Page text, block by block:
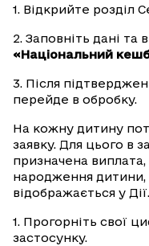
1. Відкрийте розділ
2. Заповніть дані та
«Національний
3. Після
перейде в обробку.
На кожну дитину
заявку. Для цього в
призначена
народження
відображається у Дії.
1. Прогорніть свої
застосунку.